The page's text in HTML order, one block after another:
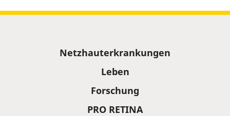
Netzhauterkrankungen
Leben
Forschung
PRO RETINA